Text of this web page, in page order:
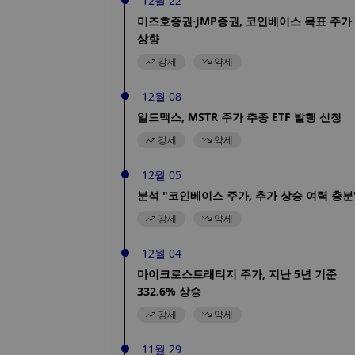
미즈호증권·JMP증권, 코인베이스 목표 주가
상향
강세 약세
12월 08
일드맥스, MSTR 주가 추종 ETF 발행 신청
강세 약세
12월 05
분석 "코인베이스 주가, 추가 상승 여력 충
강세 약세
12월 04
마이크로스트래티지 주가, 지난 5년 기준
332.6% 상승
강세 약세
11월 29